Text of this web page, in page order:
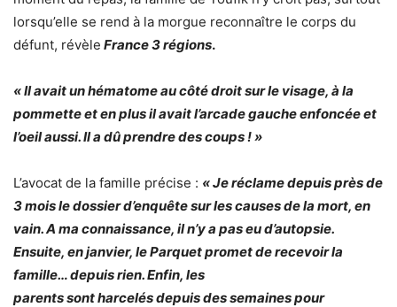
lorsqu’elle se rend à la morgue reconnaître le corps du
défunt, révèle France 3 régions.
« Il avait un hématome au côté droit sur le visage, à la
pommette et en plus il avait l’arcade gauche enfoncée et
l’oeil aussi. Il a dû prendre des coups ! »
L’avocat de la famille précise : « Je réclame depuis près de
3 mois le dossier d’enquête sur les causes de la mort, en
vain. A ma connaissance, il n’y a pas eu d’autopsie.
Ensuite, en janvier, le Parquet promet de recevoir la
famille… depuis rien. Enfin, les
parents sont harcelés depuis des semaines pour